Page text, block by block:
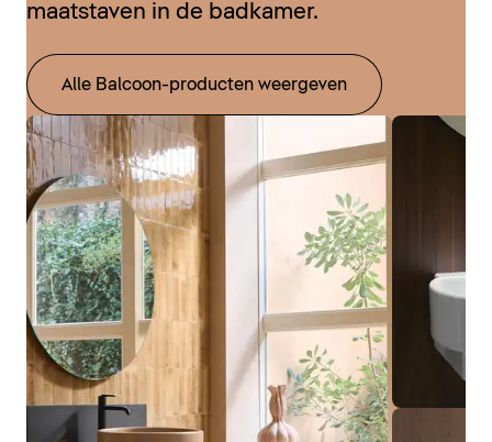
maatstaven in de badkamer.
Alle Balcoon-producten weergeven